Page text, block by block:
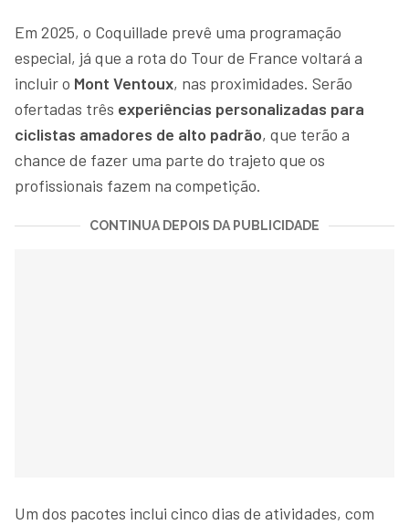
Em 2025, o Coquillade prevê uma programação
especial, já que a rota do Tour de France voltará a
incluir o Mont Ventoux, nas proximidades. Serão
ofertadas três experiências personalizadas para
ciclistas amadores de alto padrão, que terão a
chance de fazer uma parte do trajeto que os
profissionais fazem na competição.
CONTINUA DEPOIS DA PUBLICIDADE
Um dos pacotes inclui cinco dias de atividades, com